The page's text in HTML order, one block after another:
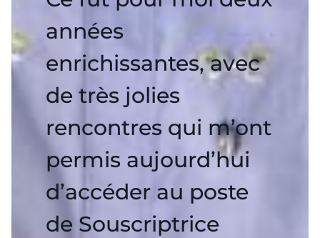
années
enrichissantes, avec
de très jolies
rencontres qui m’ont
permis aujourd’hui
d’accéder au poste
de Souscriptrice